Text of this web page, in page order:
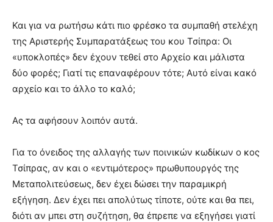
Και για να ρωτήσω κάτι πιο φρέσκο τα συμπαθή στελέχη
της Αριστερής Συμπαρατάξεως του κου Τσίπρα: Οι
«υποκλοπές» δεν έχουν τεθεί στο Αρχείο και μάλιστα
δύο φορές; Γιατί τις επαναφέρουν τότε; Αυτό είναι κακό
αρχείο και το άλλο το καλό;
Ας τα αφήσουν λοιπόν αυτά.
Για το όνειδος της αλλαγής των ποινικών κωδίκων ο κος
Τσίπρας, αν και ο «εντιμότερος» πρωθυπουργός της
Μεταπολιτεύσεως, δεν έχει δώσει την παραμικρή
εξήγηση. Δεν έχει πει απολύτως τίποτε, ούτε και θα πει,
διότι αν μπει στη συζήτηση, θα έπρεπε να εξηγήσει γιατί